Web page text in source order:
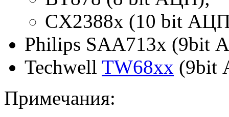
CX2388x (10 bit
Philips SAA713x (9bit
Techwell TW68xx (9bit
Примечания: